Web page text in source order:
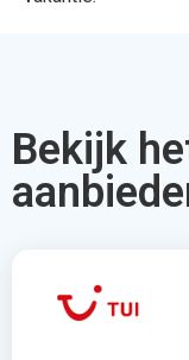
Bekijk